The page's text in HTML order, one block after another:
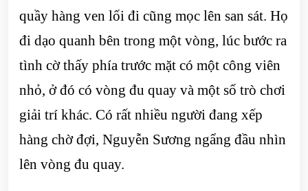
quầy hàng ven lối đi cũng mọc lên san sát. Họ
đi dạo quanh bên trong một vòng, lúc bước ra
tình cờ thấy phía trước mặt có một công viên
nhỏ, ở đó có vòng đu quay và một số trò chơi
giải trí khác. Có rất nhiều người đang xếp
hàng chờ đợi, Nguyễn Sương ngẩng đầu nhìn
lên vòng đu quay.